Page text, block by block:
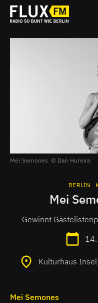
Mei Semones Dan Hureira
BERLIN
Mei
Gewinnt
Kulturhaus
Mei Semones